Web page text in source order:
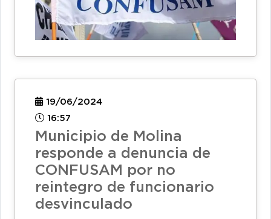
19/06/2024
16:57
Municipio de Molina
responde a denuncia de
CONFUSAM por no
reintegro de funcionario
desvinculado